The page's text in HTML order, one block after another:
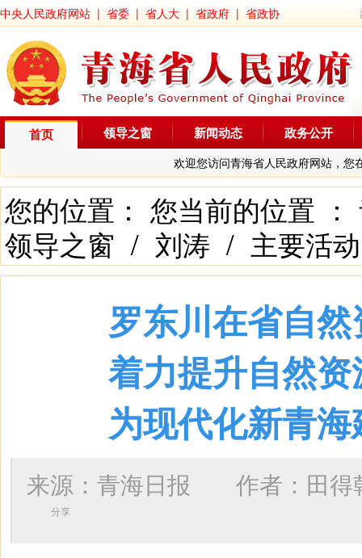
中央人民政府网站 | 省委 | 省人大 | 省政府 | 省政协
首页
欢迎您访问青海省人民政府网站，您
领导之窗 新闻动态 政务公开
您的位置： 您当前的位置 ：
领导之窗 / 刘涛 / 主要活动
罗东川在省自
着力提升自然
为现代化新青
来源：青海日报 作者： 田
分享